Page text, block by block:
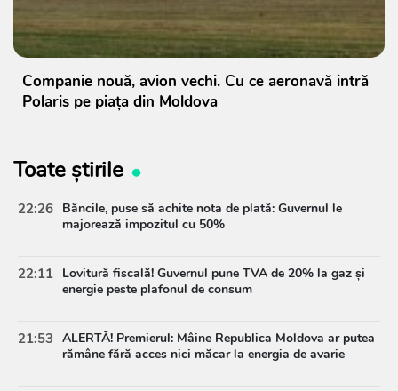
Companie nouă, avion vechi. Cu ce aeronavă intră
Polaris pe piața din Moldova
Toate știrile
22:26 Băncile, puse să achite nota de plată: Guvernul le
majorează impozitul cu 50%
22:11 Lovitură fiscală! Guvernul pune TVA de 20% la gaz și
energie peste plafonul de consum
21:53 ALERTĂ! Premierul: Mâine Republica Moldova ar putea
rămâne fără acces nici măcar la energia de avarie